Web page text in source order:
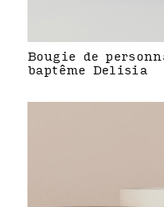
Bougie de
baptême Delisia